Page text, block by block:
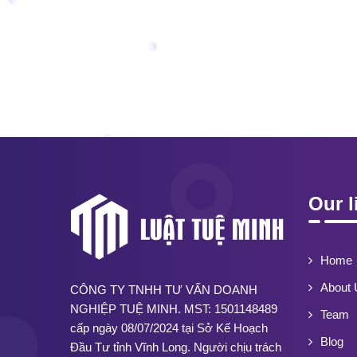
CÔNG TY TNHH TƯ VẤN DOANH
NGHIỆP TUỆ MINH. MST: 1501148489
cấp ngày 08/07/2024 tại Sở Kế Hoạch
Đầu Tư tỉnh Vĩnh Long. Người chịu trách
Our
Home
About
Team
Blog